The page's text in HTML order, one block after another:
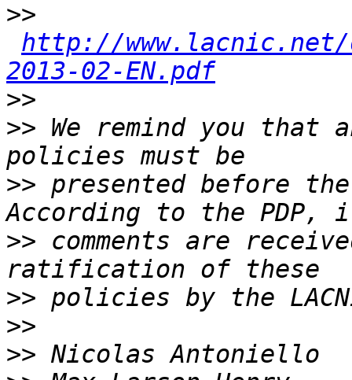
>>
http://www.lacnic.net/
2013-02-EN.pdf
>>
>> We remind you that
>> presented before
>> comments are
>>
>>
>>